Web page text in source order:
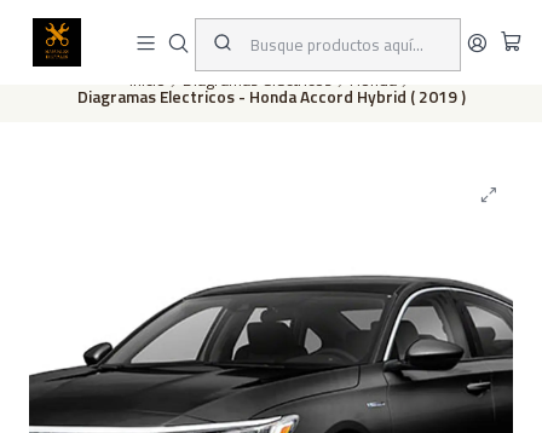
Este es el texto del slide
Inicio Diagramas eléctricos Honda
Diagramas Electricos - Honda Accord Hybrid ( 2019 )